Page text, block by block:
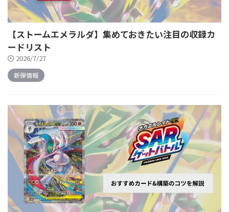
【ストームエメラルダ】集めておきたい注目の収録カ
ードリスト
2026/7/27
新弾情報